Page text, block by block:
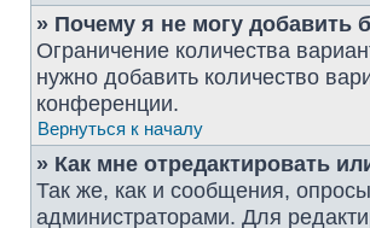
» Почему я не могу добавить
Ограничение количества
нужно добавить количество
конференции.
Вернуться к началу
» Как мне отредактировать
Так же, как и сообщения,
администраторами. Для